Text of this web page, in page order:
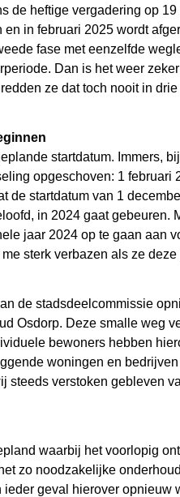
de heftige vergadering op
in februari 2025 wordt
fase met eenzelfde
Dan is het weer
ze dat toch nooit in
startdatum. Immers,
opgeschoven: 1
de startdatum van 1
in 2024 gaat
jaar 2024 op te gaan aan
sterk verbazen als ze
de stadsdeelcommissie
Osdorp. Deze smalle weg
bewoners hebben
woningen en
steeds verstoken gebleven
waarbij het voorlopig
zo noodzakelijke
geval hierover